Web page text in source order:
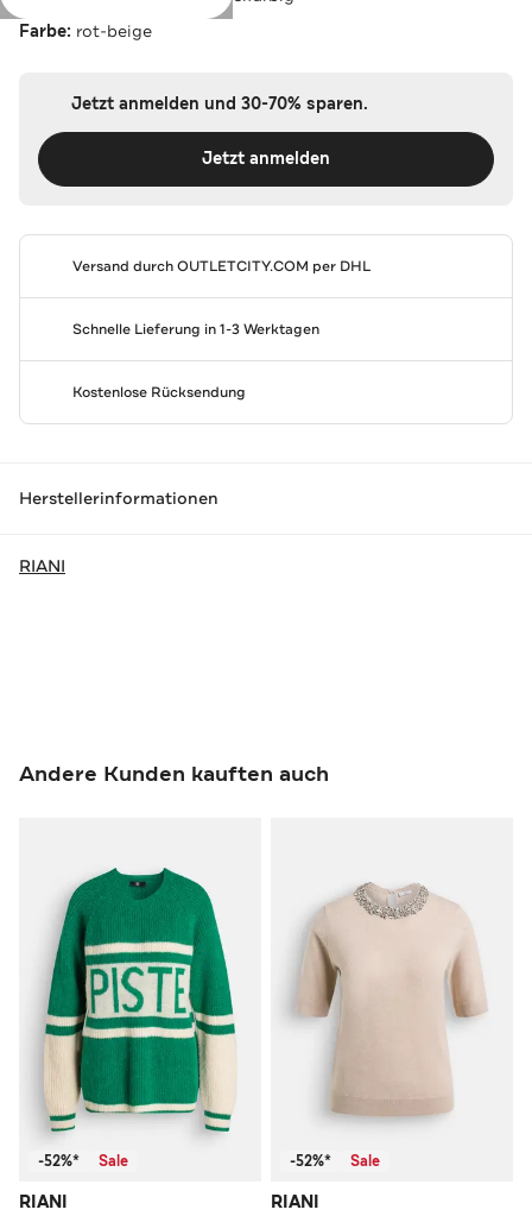
Farbe: rot-beige
Jetzt anmelden und 30-70% sparen.
Jetzt anmelden
Versand durchOUTLETCITY.COM per DHL
Schnelle Lieferung in 1-3 Werktagen
Kostenlose Rücksendung
Herstellerinformationen
RIANI
Andere Kunden kauften auch
-52%* Sale
RIANI
-52%* Sale
RIANI